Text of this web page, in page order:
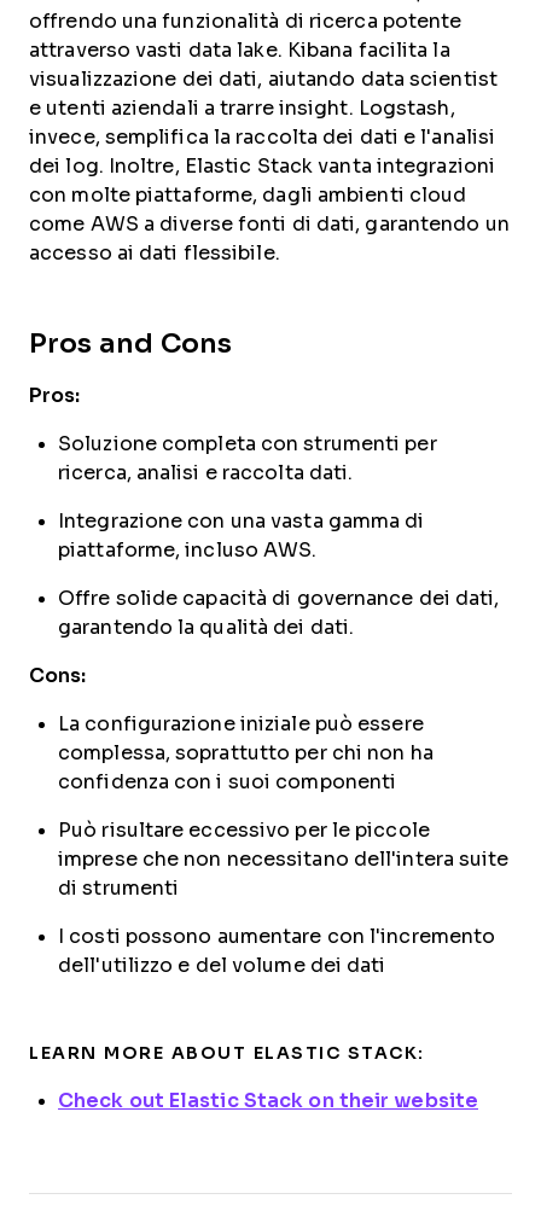
offrendo una funzionalità di ricerca potente
attraverso vasti data lake. Kibana facilita la
visualizzazione dei dati, aiutando data scientist
e utenti aziendali a trarre insight. Logstash,
invece, semplifica la raccolta dei dati e l'analisi
dei log. Inoltre, Elastic Stack vanta integrazioni
con molte piattaforme, dagli ambienti cloud
come AWS a diverse fonti di dati, garantendo un
accesso ai dati flessibile.
Pros and Cons
Pros:
Soluzione completa con strumenti per
ricerca, analisi e raccolta dati.
Integrazione con una vasta gamma di
piattaforme, incluso AWS.
Offre solide capacità di governance dei dati,
garantendo la qualità dei dati.
Cons:
La configurazione iniziale può essere
complessa, soprattutto per chi non ha
confidenza con i suoi componenti
Può risultare eccessivo per le piccole
imprese che non necessitano dell'intera suite
di strumenti
I costi possono aumentare con l'incremento
dell'utilizzo e del volume dei dati
LEARN MORE ABOUT ELASTIC STACK:
Check out Elastic Stack on their website